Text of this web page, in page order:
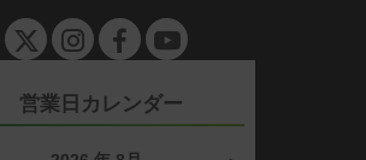
e
n
営業日カレンダー